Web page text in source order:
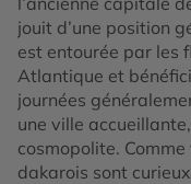
jouit d’une position
est entourée par les
Atlantique et
journées
une ville
cosmopolite.
dakarois sont